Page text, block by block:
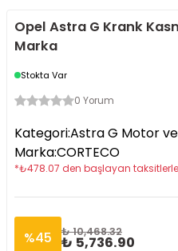
Opel Astra G Krank
Marka
Stokta Var
0 Yorum
Kategori:Astra G Motor
Marka:CORTECO
*₺478.07 den başlayan taksitlerle
%45 ₺ 10,468.32
₺ 5,736.90